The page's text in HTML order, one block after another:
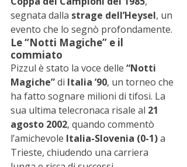
segnata dalla strage dell’Heysel, un
evento che lo segnò profondamente.
Le “Notti Magiche” e il
commiato
Pizzul è stato la voce delle “Notti
Magiche” di Italia ’90, un torneo che
ha fatto sognare milioni di tifosi. La
sua ultima telecronaca risale al 21
agosto 2002, quando commentò
l’amichevole Italia-Slovenia (0-1) a
Trieste, chiudendo una carriera